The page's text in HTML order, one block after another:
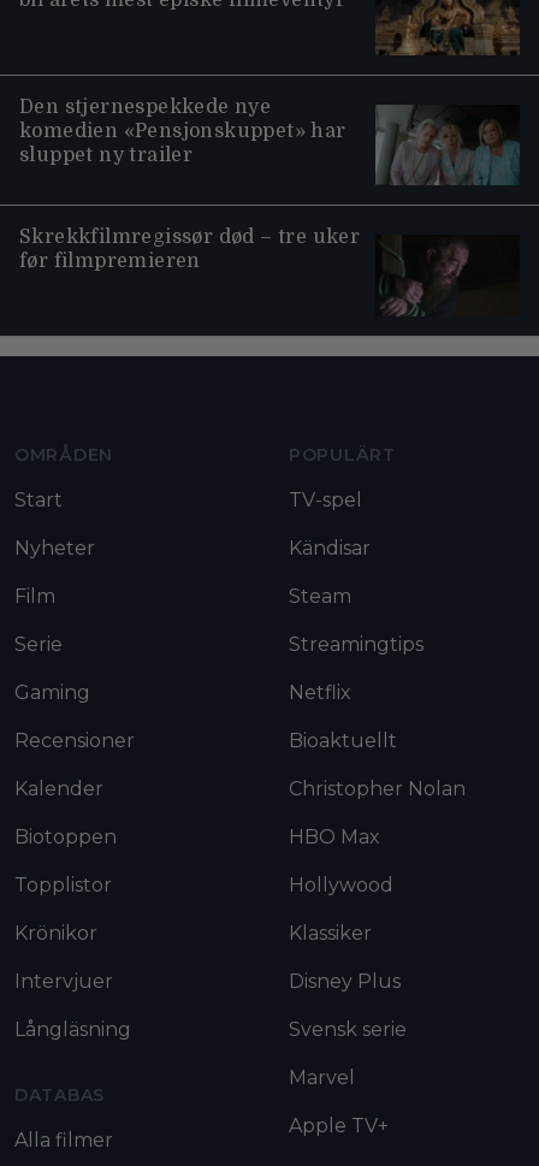
Den stjernespekkede nye
komedien «Pensjonskuppet» har
sluppet ny trailer
Skrekkfilmregissør død – tre uker
før filmpremieren
OMRÅDEN
Start
Nyheter
Film
Serie
Gaming
Recensioner
Kalender
Biotoppen
Topplistor
Krönikor
Intervjuer
Långläsning
DATABAS
Alla filmer
POPULÄRT
TV-spel
Kändisar
Steam
Streamingtips
Netflix
Bioaktuellt
Christopher Nolan
HBO Max
Hollywood
Klassiker
Disney Plus
Svensk serie
Marvel
Apple TV+